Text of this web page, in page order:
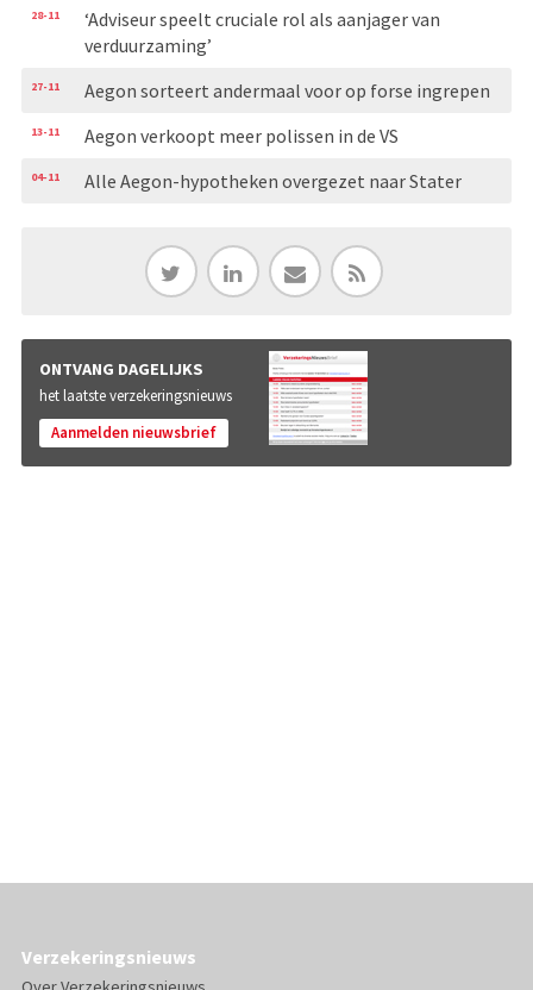
28-11
‘Adviseur speelt cruciale rol als aanjager van
verduurzaming’
27-11 Aegon sorteert andermaal voor op forse ingrepen
13-11 Aegon verkoopt meer polissen in de VS
04-11 Alle Aegon-hypotheken overgezet naar Stater
ONTVANG DAGELIJKS
het laatste verzekeringsnieuws
Aanmelden nieuwsbrief
Verzekeringsnieuws